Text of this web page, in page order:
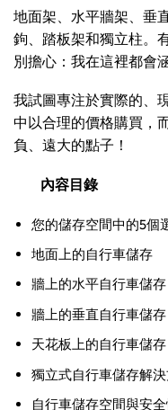
地面架、水平牆架、垂
鉤、踏板架和獨立柱。
別擔心：我在這裡都會
我試圖專注於實際的、
中以合理的價格購買，
負、遠大的點子！
內容目錄
您的儲存空間中的5個
地面上的自行車儲存
牆上的水平自行車儲存
牆上的垂直自行車儲存
天花板上的自行車儲存
獨立式自行車儲存解
自行車儲存空間與安